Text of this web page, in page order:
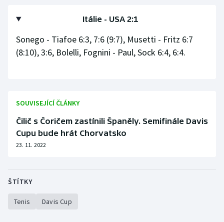
Krasobruslení
Lyže a snowboard
Moderní pětiboj
Motorsport
Itálie - USA 2:1
Sonego - Tiafoe 6:3, 7:6 (9:7), Musetti - Fritz 6:7
(8:10), 3:6, Bolelli, Fognini - Paul, Sock 6:4, 6:4.
SOUVISEJÍCÍ ČLÁNKY
Čilič s Čoričem zastínili Španěly. Semifinále Davis
Cupu bude hrát Chorvatsko
23. 11. 2022
ŠTÍTKY
Tenis Davis Cup